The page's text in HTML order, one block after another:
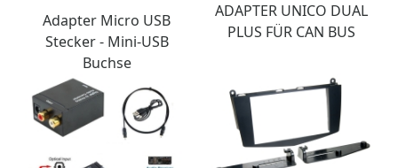
Adapter Micro USB
Stecker - Mini-USB
Buchse
ADAPTER UNICO DUAL
PLUS FÜR CAN BUS